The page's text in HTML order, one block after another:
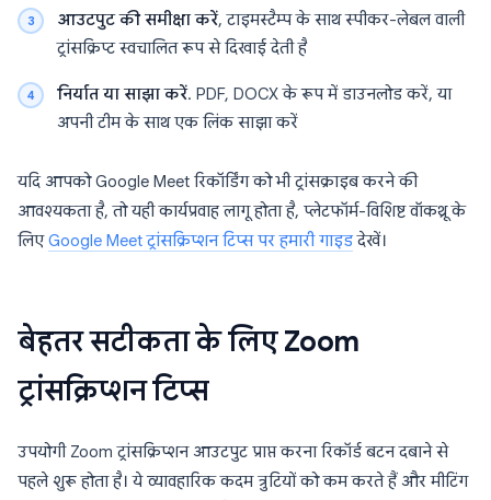
आउटपुट की समीक्षा करें, टाइमस्टैम्प के साथ स्पीकर-लेबल वाली
ट्रांसक्रिप्ट स्वचालित रूप से दिखाई देती है
निर्यात या साझा करें. PDF, DOCX के रूप में डाउनलोड करें, या
अपनी टीम के साथ एक लिंक साझा करें
यदि आपको Google Meet रिकॉर्डिंग को भी ट्रांसक्राइब करने की
आवश्यकता है, तो यही कार्यप्रवाह लागू होता है, प्लेटफॉर्म-विशिष्ट वॉकथ्रू के
लिएGoogle Meet ट्रांसक्रिप्शन टिप्स पर हमारी गाइडदेखें।
बेहतर सटीकता के लिए Zoom
ट्रांसक्रिप्शन टिप्स
उपयोगी Zoom ट्रांसक्रिप्शन आउटपुट प्राप्त करना रिकॉर्ड बटन दबाने से
पहले शुरू होता है। ये व्यावहारिक कदम त्रुटियों को कम करते हैं और मीटिंग